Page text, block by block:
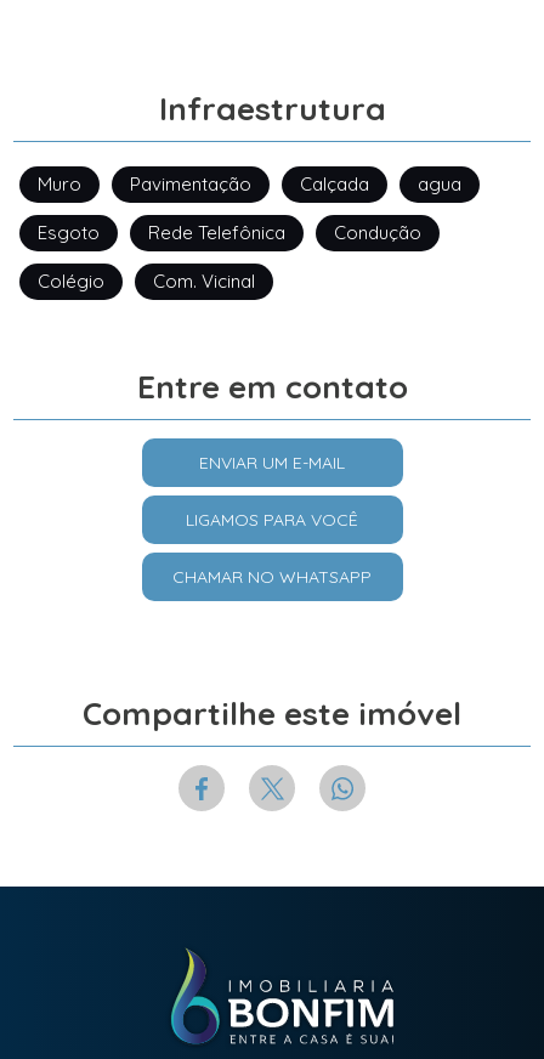
Infraestrutura
Muro Pavimentação Calçada agua
Esgoto Rede Telefônica Condução
Colégio Com. Vicinal
Entre em contato
ENVIAR UM E-MAIL
LIGAMOS PARA VOCÊ
CHAMAR NO WHATSAPP
Compartilhe este imóvel